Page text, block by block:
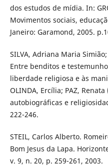
dos estudos de mídia. In:
Movimentos sociais,
Janeiro: Garamond, 2005.
SILVA, Adriana Maria
Entre benditos e
liberdade religiosa e às
OLINDA, Ercília; PAZ,
autobiográficas e
222-246.
STEIL, Carlos Alberto.
Bom Jesus da Lapa.
v. 9, n. 20, p. 259-261, 2003.